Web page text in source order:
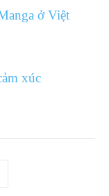
ở Việt
xúc